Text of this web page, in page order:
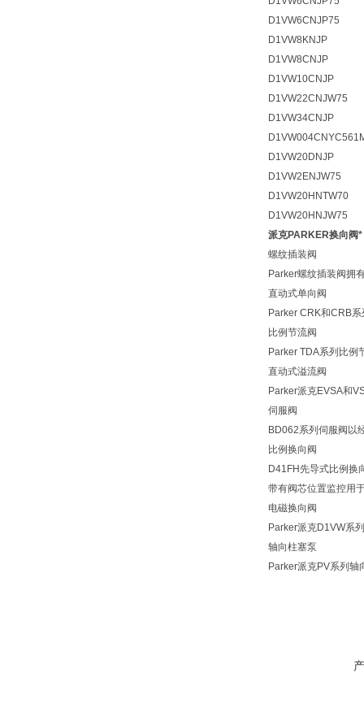
D1VW6CNJP75
D1VW8KNJP
D1VW8CNJP
D1VW10CNJP
D1VW22CNJW75
D1VW34CNJP
D1VW20DNJP
D1VW2ENJW75
D1VW20HNTW70
D1VW20HNJW75
派克PARKER换向阀*
螺纹插装阀
Parker螺纹插装阀拥
直动式单向阀
Parker CRK和CRB
比例节流阀
Parker TDA系列比例
直动式溢流阀
Parker派克EVSA和
伺服阀
BD062系列伺服阀以
比例换向阀
D41FH先导式比例换
带有阀芯位置监控用
电磁换向阀
Parker派克D1VW系
轴向柱塞泵
Parker派克PV系列